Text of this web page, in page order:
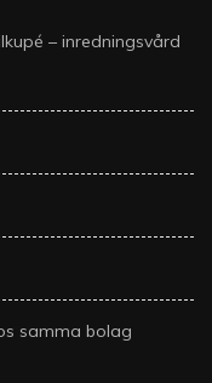
– inredningsvård
samma bolag